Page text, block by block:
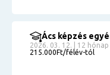
Ács képzés
2026. 03. 12. | 12
215.000Ft/félév-tól